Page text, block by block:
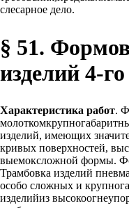
слесарное дело.
§ 51.
изделий 4-
Характеристика работ.
изделий, имеющих
кривых поверхностей,
выемоксложной формы.
Трамбовка изделий
особо сложных и
изделийиз